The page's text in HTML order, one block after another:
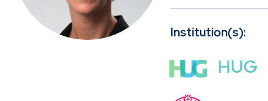
Institution(s):
HUG